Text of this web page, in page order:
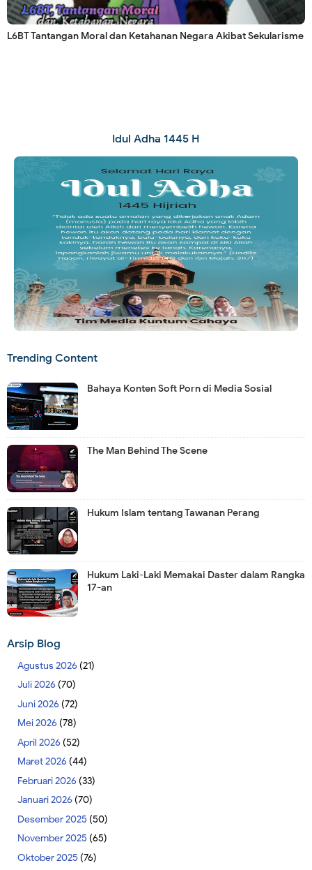
L6BT Tantangan Moral dan Ketahanan Negara Akibat Sekularisme
Idul Adha 1445 H
Trending Content
Bahaya Konten Soft Porn di Media Sosial
The Man Behind The Scene
Hukum Islam tentang Tawanan Perang
Hukum Laki-Laki Memakai Daster dalam Rangka
17-an
Arsip Blog
Agustus 2026 (21)
Juli 2026 (70)
Juni 2026 (72)
Mei 2026 (78)
April 2026 (52)
Maret 2026 (44)
Februari 2026 (33)
Januari 2026 (70)
Desember 2025 (50)
November 2025 (65)
Oktober 2025 (76)